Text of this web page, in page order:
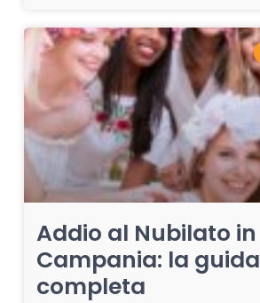
Addio al Nubilato in
Campania: la guida
completa